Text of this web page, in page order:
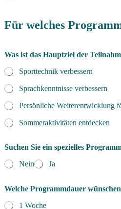
Für welches
Was ist das Hauptziel der
Sporttechnik verbessern
Sprachkenntnisse verbessern
Persönliche Weiterentwicklung
Sommeraktivitäten entdecken
Suchen Sie ein spezielles
Nein
Ja
Welche Programmdauer wünschen
1 Woche